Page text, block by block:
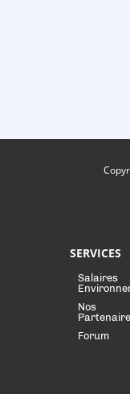
SERVICES
Salaires
Nos
Forum